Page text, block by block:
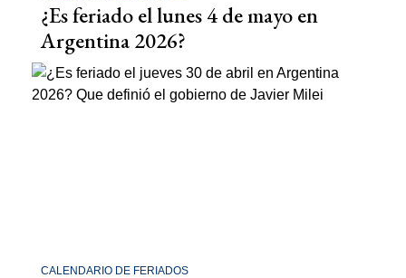
¿Es feriado el lunes 4 de mayo en
Argentina 2026?
CALENDARIO DE FERIADOS